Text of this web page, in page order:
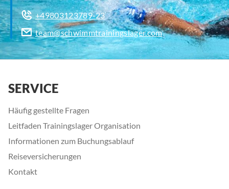
+49803123789-23
team@schwimmtrainingslager.com
SERVICE
Häufig gestellte Fragen
Leitfaden Trainingslager Organisation
Informationen zum Buchungsablauf
Reiseversicherungen
Kontakt